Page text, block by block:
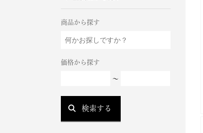
商品から探す
価格から探す
～
検索する